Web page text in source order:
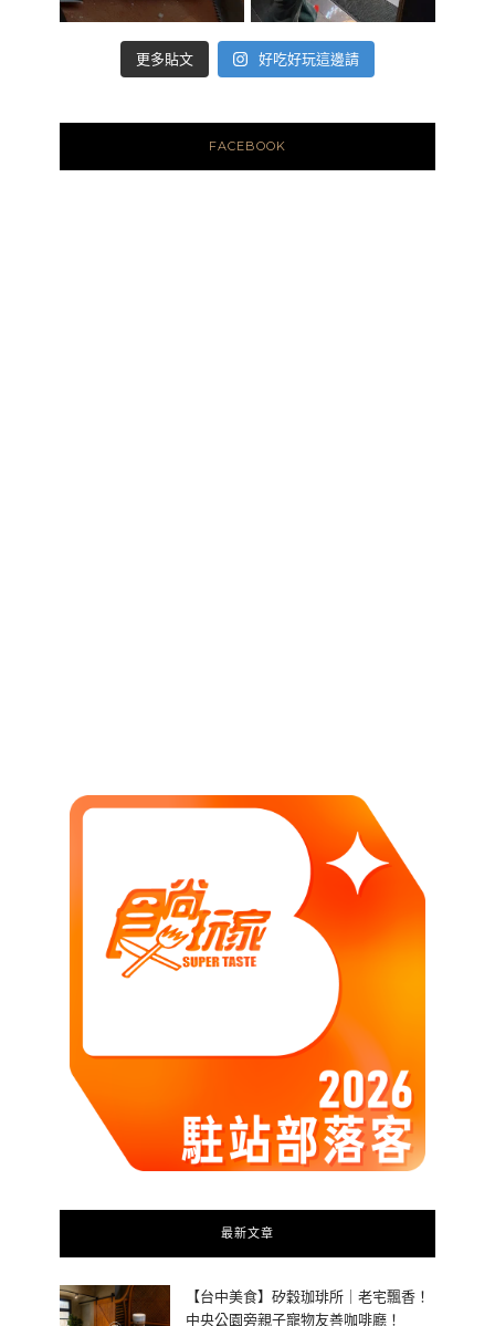
更多貼文 好吃好玩這邊請
FACEBOOK
最新文章
【台中美食】矽穀珈琲所｜老宅飄香！
中央公園旁親子寵物友善咖啡廳！